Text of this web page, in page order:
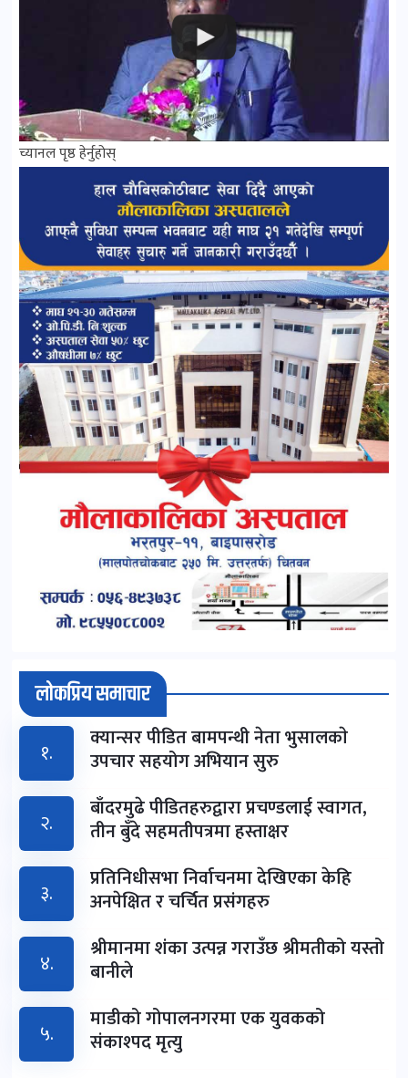
च्यानल पृष्ठ हेर्नुहोस्
लोकप्रिय समाचार
१. क्यान्सर पीडित बामपन्थी नेता भुसालकाे
उपचार सहयोग अभियान सुरु
२.
बाँदरमुढे पीडितहरुद्वारा प्रचण्डलाई स्वागत,
तीन बुँदे सहमतीपत्रमा हस्ताक्षर
३.
प्रतिनिधीसभा निर्वाचनमा देखिएका केहि
अनपेक्षित र चर्चित प्रसंगहरु
४.
श्रीमानमा शंका उत्पन्न गराउँछ श्रीमतीको यस्तो
बानीले
५.
माडीको गोपालनगरमा एक युवकको
संकाश्पद मृत्यु